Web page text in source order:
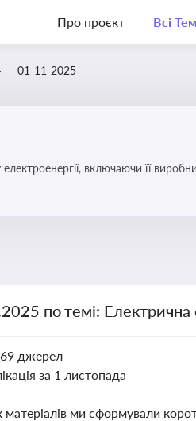
Про проєкт Всі
01-11-2025
включаючи її
по темі: Електрична
джерел
за 1 листопада
матеріалів ми сформували